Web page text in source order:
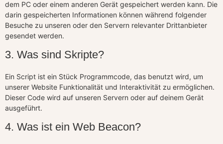
dem PC oder einem anderen Gerät gespeichert werden kann. Die
darin gespeicherten Informationen können während folgender
Besuche zu unseren oder den Servern relevanter Drittanbieter
gesendet werden.
3. Was sind Skripte?
Ein Script ist ein Stück Programmcode, das benutzt wird, um
unserer Website Funktionalität und Interaktivität zu ermöglichen.
Dieser Code wird auf unseren Servern oder auf deinem Gerät
ausgeführt.
4. Was ist ein Web Beacon?